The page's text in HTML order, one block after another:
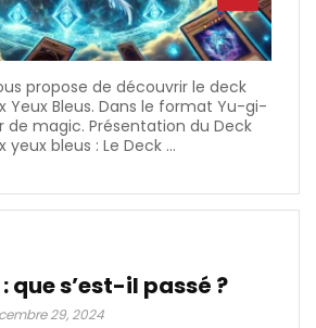
propose de découvrir le deck
Yeux Bleus. Dans le format Yu-gi-
de magic. Présentation du Deck
yeux bleus : Le Deck ...
que s’est-il passé ?
29, 2024